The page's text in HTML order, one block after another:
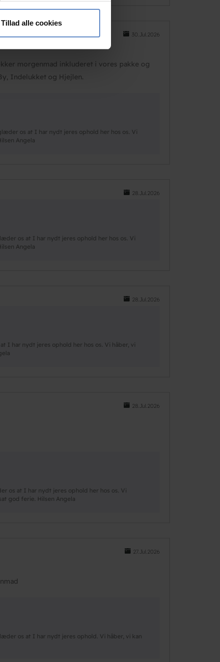
og til at analysere
for sociale medier,
Tillad alle cookies
30.Jul.2026
morgenmad inkluderet i vores pakke og
Indelukket og Hjejlen.
os at I har nydt jeres ophold her hos os. Vi
Angela
28.Jul.2026
os at I har nydt jeres ophold her hos os. Vi
Angela
28.Jul.2026
I har nydt jeres ophold her hos os. Vi håber, vi
28.Jul.2026
os at I har nydt jeres ophold her hos os. Vi
god ferie. Hilsen Angela
27.Jul.2026
os at I har nydt jeres ophold. Vi håber, vi kan